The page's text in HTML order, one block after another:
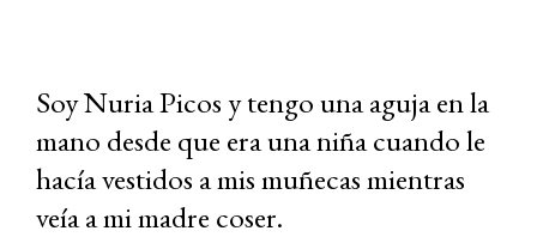
Soy Nuria Picos y tengo una aguja en la
mano desde que era una niña cuando le
hacía vestidos a mis muñecas mientras
veía a mi madre coser.